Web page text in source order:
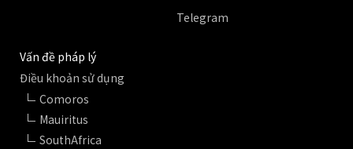
Telegram
Vấn đề pháp lý
Điều khoản sử dụng
Comoros
Mauiritus
SouthAfrica